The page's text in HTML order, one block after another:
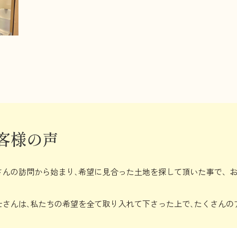
様の声
んの訪問から始まり､希望に見合った土地を探して頂いた事で、
さんは､私たちの希望を全て取り入れて下さった上で､たくさんの